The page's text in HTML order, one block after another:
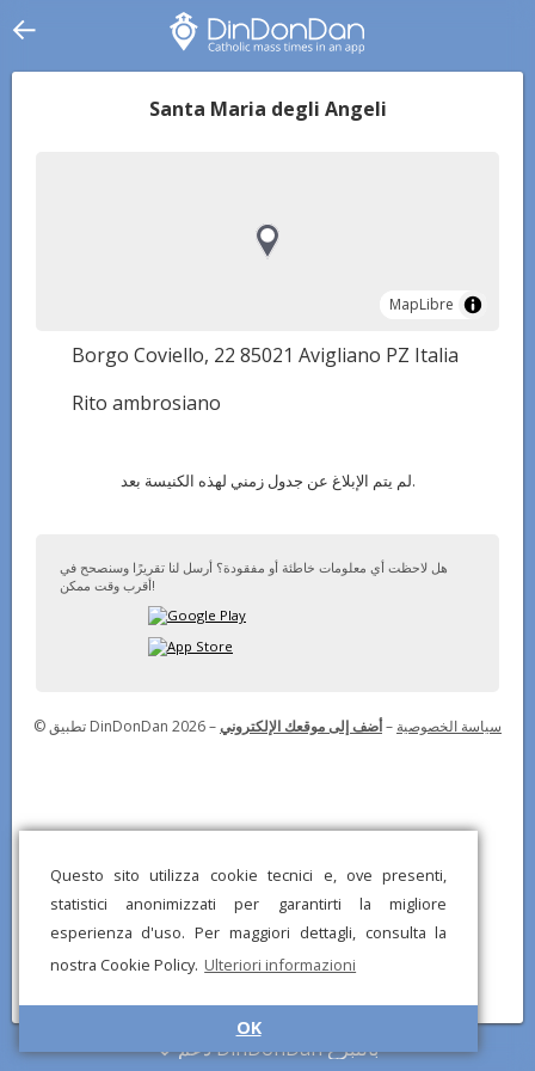
Questo sito utilizza cookie tecnici e, ove presenti,
statistici anonimizzati per garantirti la migliore
esperienza d'uso. Per maggiori dettagli, consulta la
nostra Cookie Policy. Ulteriori informazioni
OK
Santa Maria degli Angeli
MapLibre
MapLibre
Borgo Coviello, 22 85021 Avigliano PZ Italia
Rito ambrosiano
لم يتم الإبلاغ عن جدول زمني لهذه الكنيسة بعد.
هل لاحظت أي معلومات خاطئة أو مفقودة؟ أرسل لنا تقريرًا وسنصحح في
أقرب وقت ممكن!
© تطبيق DinDonDan 2026 – سياسة الخصوصية –أضف إلى موقعك الإلكتروني
دعم DinDonDan بالتبرع